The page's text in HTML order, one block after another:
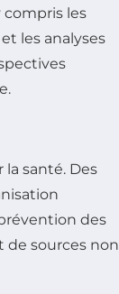
compris les
les analyses
la santé. Des
des
de sources non